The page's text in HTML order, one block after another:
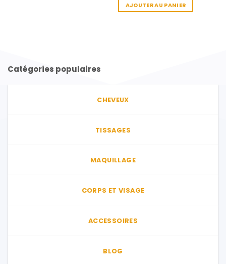
AJOUTER AU PANIER
Catégories populaires
CHEVEUX
TISSAGES
MAQUILLAGE
CORPS ET VISAGE
ACCESSOIRES
BLOG